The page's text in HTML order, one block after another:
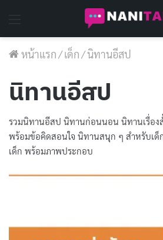
หน้าแรก/เด็ก/นิทานอีสป
นิทานอีสป
รวมนิทานอีสป นิทานก่อนนอน นิทานเรื่อง
พร้อมข้อคิดสอนใจ นิทานสนุก ๆ สำหรับเ
เด็ก พร้อมภาพประกอบ